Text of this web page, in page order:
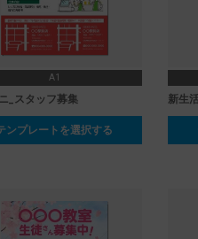
A1
_スタッフ募集
ンプレートを選択する
新生